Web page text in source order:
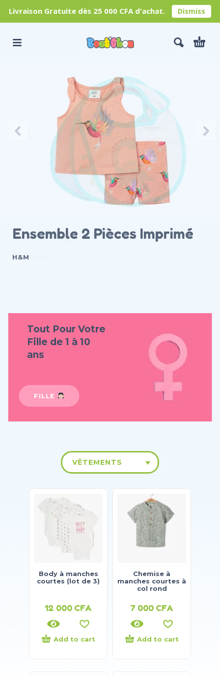
Livraison Gratuite dès 25 000 CFA d'achat. Dismiss
Ensemble 2 Pièces Imprimé
H&M
Tout Pour Votre
Fille de 1 à 10
ans
FILLE
VÊTEMENTS
Body à manches
courtes (lot de 3)
12 000 CFA
Add to cart
Chemise à
manches courtes à
col rond
7 000 CFA
Add to cart